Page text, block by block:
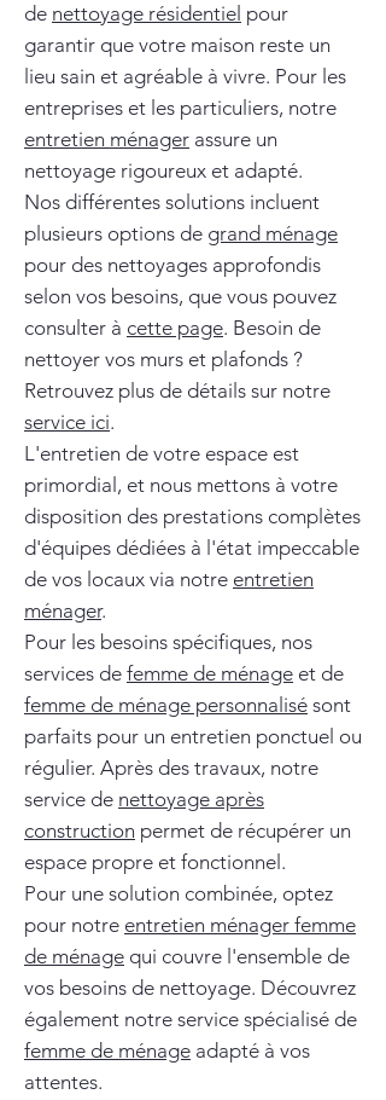
de nettoyage résidentiel pour
garantir que votre maison reste un
lieu sain et agréable à vivre. Pour les
entreprises et les particuliers, notre
entretien ménager assure un
nettoyage rigoureux et adapté.
Nos différentes solutions incluent
plusieurs options de grand ménage
pour des nettoyages approfondis
selon vos besoins, que vous pouvez
consulter à cette page. Besoin de
nettoyer vos murs et plafonds ?
Retrouvez plus de détails sur notre
service ici.
L'entretien de votre espace est
primordial, et nous mettons à votre
disposition des prestations complètes
d'équipes dédiées à l'état impeccable
de vos locaux via notre entretien
ménager.
Pour les besoins spécifiques, nos
services de femme de ménage et de
femme de ménage personnalisé sont
parfaits pour un entretien ponctuel ou
régulier. Après des travaux, notre
service de nettoyage après
construction permet de récupérer un
espace propre et fonctionnel.
Pour une solution combinée, optez
pour notre entretien ménager femme
de ménage qui couvre l'ensemble de
vos besoins de nettoyage. Découvrez
également notre service spécialisé de
femme de ménage adapté à vos
attentes.